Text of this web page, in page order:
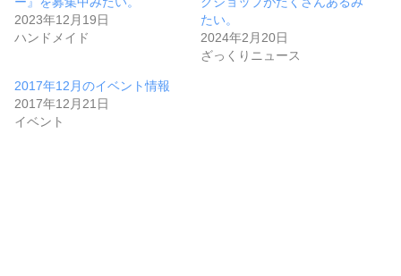
2023年12月19日
ハンドメイド
たい。
2024年2月20日
ざっくりニュース
2017年12月のイベント情報
2017年12月21日
イベント